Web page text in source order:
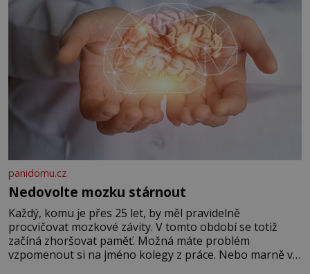
panidomu.cz
Nedovolte mozku stárnout
Každý, komu je přes 25 let, by měl pravidelně
procvičovat mozkové závity. V tomto období se totiž
začíná zhoršovat paměť. Možná máte problém
vzpomenout si na jméno kolegy z práce. Nebo marně v